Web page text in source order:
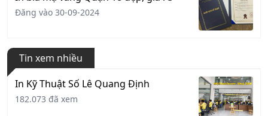
Đăng vào 30-09-2024
Tin xem nhiều
In Kỹ Thuật Số Lê Quang Định
182.073 đã xem